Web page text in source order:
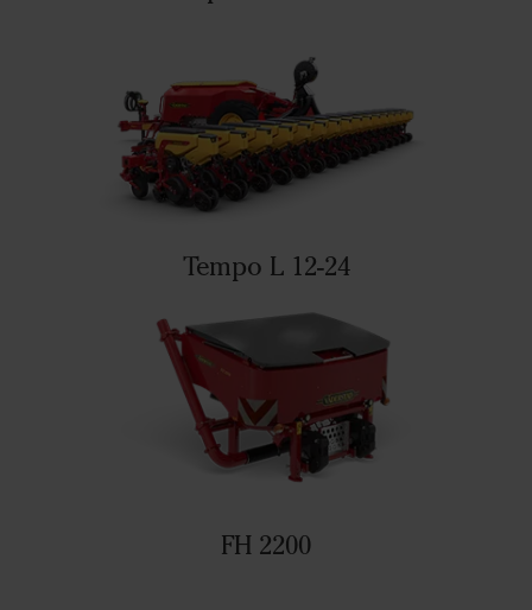
Tempo L 12-24
FH 2200